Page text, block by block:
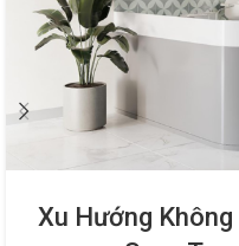
Xu Hướng